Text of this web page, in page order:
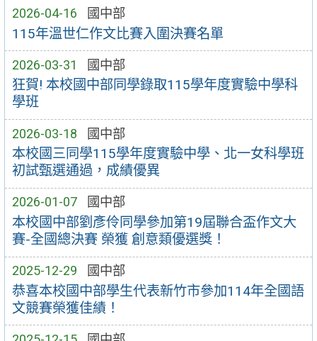
2026-04-16 國中部
115年溫世仁作文比賽入圍決賽名單
2026-03-31 國中部
狂賀! 本校國中部同學錄取115學年度實驗中學科
學班
2026-03-18 國中部
本校國三同學115學年度實驗中學、北一女科學班
初試甄選通過，成績優異
2026-01-07 國中部
本校國中部劉彥伶同學參加第19屆聯合盃作文大
賽-全國總決賽 榮獲 創意類優選獎！
2025-12-29 國中部
恭喜本校國中部學生代表新竹市參加114年全國語
文競賽榮獲佳績！